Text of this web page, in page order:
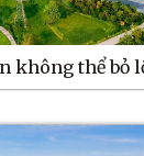
không thể bỏ